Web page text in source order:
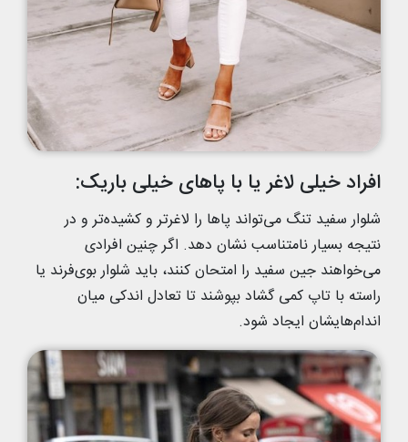
افراد خیلی لاغر یا با پاهای خیلی باریک:
شلوار سفید تنگ می‌تواند پاها را لاغرتر و کشیده‌تر و در
نتیجه بسیار نامتناسب نشان دهد. اگر چنین افرادی
می‌خواهند جین سفید را امتحان کنند، باید شلوار بوی‌فرند یا
راسته با تاپ کمی گشاد بپوشند تا تعادل اندکی میان
اندام‌هایشان ایجاد شود.